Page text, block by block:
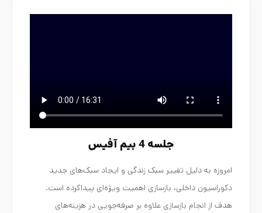
جلسه 4 بیم آفیس
امروزه به دلیل تغییر سبک زندگی و ایجاد سبک‌های جدید
دکوراسیون داخلی، بازسازی اهمیت ویژه‌ای پیداکرده است.
هدف از انجام بازسازی علاوه بر صرفه‌جویی در هزینه‌های